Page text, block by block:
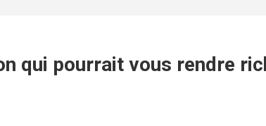
qui pourrait vous rendre